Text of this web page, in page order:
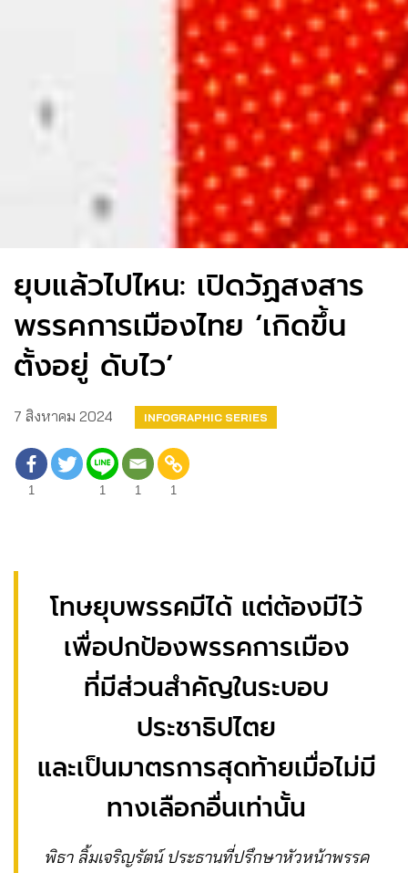
ยุบแล้วไปไหน: เปิดวัฏสงสาร
พรรคการเมืองไทย ‘เกิดขึ้น
ตั้งอยู่ ดับไว’
7 สิงหาคม 2024 INFOGRAPHIC SERIES
1 1 1 1
โทษยุบพรรคมีได้ แต่ต้องมีไว้
เพื่อปกป้องพรรคการเมือง
ที่มีส่วนสำคัญในระบอบ
ประชาธิปไตย
และเป็นมาตรการสุดท้ายเมื่อไม่มี
ทางเลือกอื่นเท่านั้น
พิธา ลิ้มเจริญรัตน์​ ประธานที่ปรึกษาหัวหน้าพรรค